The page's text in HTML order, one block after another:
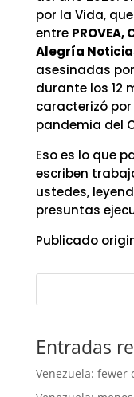
por la Vida,
entre
Alegría
asesinadas
durante los 12
caracterizó
pandemia del
Eso es lo que
escriben
ustedes,
presuntas
Publicado
Entradas
Venezuela: fewer